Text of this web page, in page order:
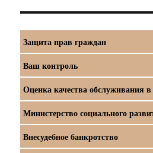
Защита прав граждан
Ваш контроль
Оценка качества
Министерство социального
Внесудебное банкротство